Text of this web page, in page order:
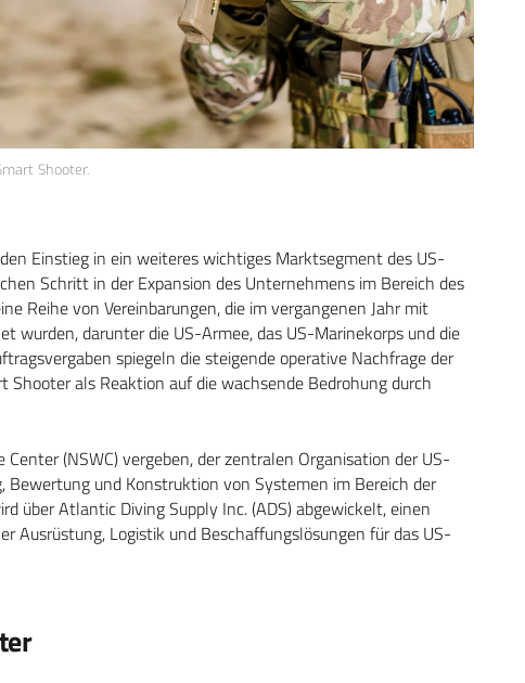
Shooter.
Einstieg in ein weiteres wichtiges Marktsegment des US-
Schritt in der Expansion des Unternehmens im Bereich des
Reihe von Vereinbarungen, die im vergangenen Jahr mit
wurden, darunter die US-Armee, das US-Marinekorps und die
spiegeln die steigende operative Nachfrage der
als Reaktion auf die wachsende Bedrohung durch
(NSWC) vergeben, der zentralen Organisation der US-
Bewertung und Konstruktion von Systemen im Bereich der
über Atlantic Diving Supply Inc. (ADS) abgewickelt, einen
Ausrüstung, Logistik und Beschaffungslösungen für das US-